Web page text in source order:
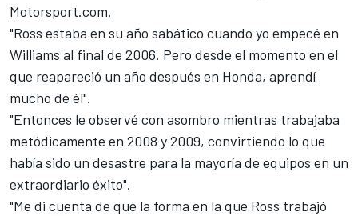
Motorsport.com.
"Ross estaba en su año sabático cuando yo empecé en
Williams al final de 2006. Pero desde el momento en el
que reapareció un año después en Honda, aprendí
mucho de él".
"Entonces le observé con asombro mientras trabajaba
metódicamente en 2008 y 2009, convirtiendo lo que
había sido un desastre para la mayoría de equipos en un
extraordiario éxito".
"Me di cuenta de que la forma en la que Ross trabajó